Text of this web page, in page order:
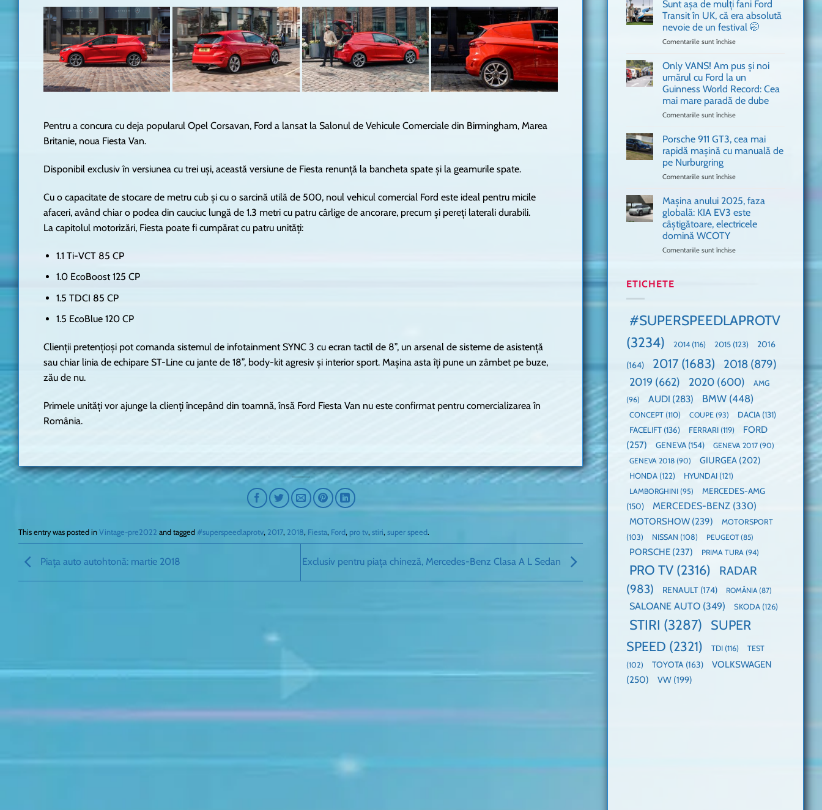
Pentru a concura cu deja popularul Opel Corsavan, Ford a lansat la Salonul de Vehicule Comerciale din Birmingham, Marea
Britanie, noua Fiesta Van.
Disponibil exclusiv în versiunea cu trei uși, această versiune de Fiesta renunță la bancheta spate și la geamurile spate.
Cu o capacitate de stocare de metru cub și cu o sarcină utilă de 500, noul vehicul comercial Ford este ideal pentru micile
afaceri, având chiar o podea din cauciuc lungă de 1.3 metri cu patru cârlige de ancorare, precum și pereți laterali durabili.
La capitolul motorizări, Fiesta poate fi cumpărat cu patru unități:
1.1 Ti-VCT 85 CP
1.0 EcoBoost 125 CP
1.5 TDCI 85 CP
1.5 EcoBlue 120 CP
Clienții pretențioși pot comanda sistemul de infotainment SYNC 3 cu ecran tactil de 8”, un arsenal de sisteme de asistență
sau chiar linia de echipare ST-Line cu jante de 18”, body-kit agresiv și interior sport. Mașina asta îți pune un zâmbet pe buze,
zău de nu.
Primele unități vor ajunge la clienți începând din toamnă, însă Ford Fiesta Van nu este confirmat pentru comercializarea în
România.
This entry was posted in Vintage-pre2022 and tagged #superspeedlaprotv, 2017, 2018, Fiesta, Ford, pro tv, stiri, super speed.
Piața auto autohtonă: martie 2018 Exclusiv pentru piața chineză, Mercedes-Benz Clasa A L Sedan
adus
în
București
Ferrari
Formula
1
Sunt așa de mulți fani Ford
Transit în UK, că era absolută
nevoie de un festival 🤭
Comentariile sunt închise
de
mulți
fani
Ford
că
era
un
festival
🤭
Only VANS! Am pus și noi
umărul cu Ford la un
Guinness World Record: Cea
mai mare paradă de dube
Comentariile sunt închise
Am
pus
cu
Ford
la
un
dube
Porsche 911 GT3, cea mai
rapidă mașină cu manuală de
pe Nurburgring
Comentariile sunt închise
911
GT3,
cea
mai
Mașina anului 2025, faza
globală: KIA EV3 este
câștigătoare, electricele
domină WCOTY
Comentariile sunt închise
EV3
câștigătoare,
domină
ETICHETE
#SUPERSPEEDLAPROTV
(3234)
2014 (116) 2015 (123) 2016
(164) 2017 (1683) 2018 (879)
2019 (662) 2020 (600)
AMG
(96)
AUDI (283) BMW (448)
CONCEPT (110) COUPE (93) DACIA (131)
FACELIFT (136) FERRARI (119)
FORD
(257)
GENEVA(154) GENEVA 2017 (90)
GENEVA 2018 (90) GIURGEA (202)
HONDA (122) HYUNDAI (121)
LAMBORGHINI (95)
MERCEDES-AMG
(150)
MERCEDES-BENZ (330)
MOTORSHOW (239)
MOTORSPORT
(103)
NISSAN (108) PEUGEOT(85)
PORSCHE (237) PRIMA TURA (94)
PRO TV (2316)
RADAR
(983)
RENAULT (174) ROMÂNIA(87)
SALOANE AUTO (349) SKODA (126)
STIRI (3287)
SUPER
SPEED (2321) TDI (116)
TEST
(102)
TOYOTA (163)
VOLKSWAGEN
(250)
VW (199)